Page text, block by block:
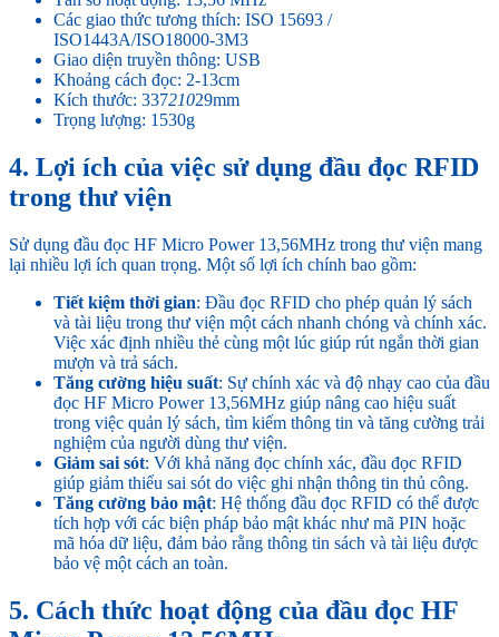
Các giao thức tương thích: ISO 15693 /
ISO1443A/ISO18000-3M3
Giao diện truyền thông: USB
Khoảng cách đọc: 2-13cm
Kích thước: 33721029mm
Trọng lượng: 1530g
4. Lợi ích của việc sử dụng đầu đọc RFID
trong thư viện
Sử dụng đầu đọc HF Micro Power 13,56MHz trong thư viện mang
lại nhiều lợi ích quan trọng. Một số lợi ích chính bao gồm:
Tiết kiệm thời gian: Đầu đọc RFID cho phép quản lý sách
và tài liệu trong thư viện một cách nhanh chóng và chính xác.
Việc xác định nhiều thẻ cùng một lúc giúp rút ngắn thời gian
mượn và trả sách.
Tăng cường hiệu suất: Sự chính xác và độ nhạy cao của đầu
đọc HF Micro Power 13,56MHz giúp nâng cao hiệu suất
trong việc quản lý sách, tìm kiếm thông tin và tăng cường trải
nghiệm của người dùng thư viện.
Giảm sai sót: Với khả năng đọc chính xác, đầu đọc RFID
giúp giảm thiểu sai sót do việc ghi nhận thông tin thủ công.
Tăng cường bảo mật: Hệ thống đầu đọc RFID có thể được
tích hợp với các biện pháp bảo mật khác như mã PIN hoặc
mã hóa dữ liệu, đảm bảo rằng thông tin sách và tài liệu được
bảo vệ một cách an toàn.
5. Cách thức hoạt động của đầu đọc HF